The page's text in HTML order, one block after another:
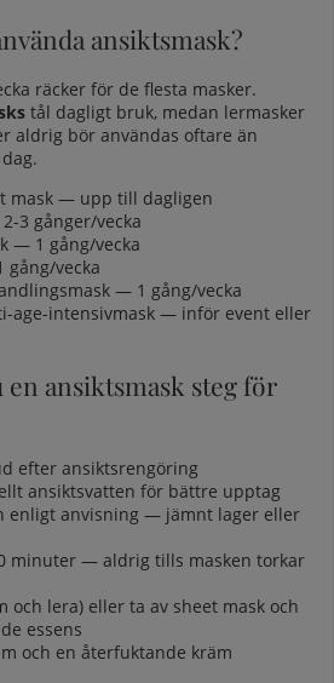
ansiktsmask?
räcker för de flesta masker.
tål dagligt bruk, medan lermasker
aldrig bör användas oftare än
mask — upp till dagligen
3 gånger/vecka
— 1 gång/vecka
gång/vecka
— 1 gång/vecka
age-intensivmask — inför event eller
ansiktsmask steg för
efter ansiktsrengöring
ansiktsvatten för bättre upptag
enligt anvisning — jämnt lager eller
minuter — aldrig tills masken torkar
och lera) eller ta av sheet mask och
essens
och en återfuktande kräm